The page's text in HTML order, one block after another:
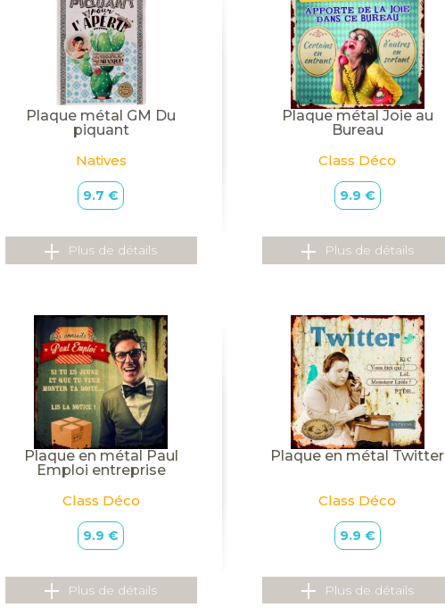
Plaque métal GM Du
piquant
Natives
9.7 €
Plus de détails
Plaque métal Joie au
Bureau
Class Déco
9.9 €
Plus de détails
Plaque en métal Paul
Emploi entreprise
Class Déco
9.9 €
Plus de détails
Plaque en métal Twitter
Class Déco
9.9 €
Plus de détails